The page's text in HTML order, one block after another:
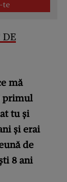
DE
mă
primul
tu și
și erai
de
8 ani